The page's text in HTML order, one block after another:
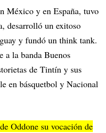
México y en España, tuvo
desarrolló un exitoso
y fundó un think tank.
a la banda Buenos
de Tintín y sus
en básquetbol y Nacional
Oddone su vocación de